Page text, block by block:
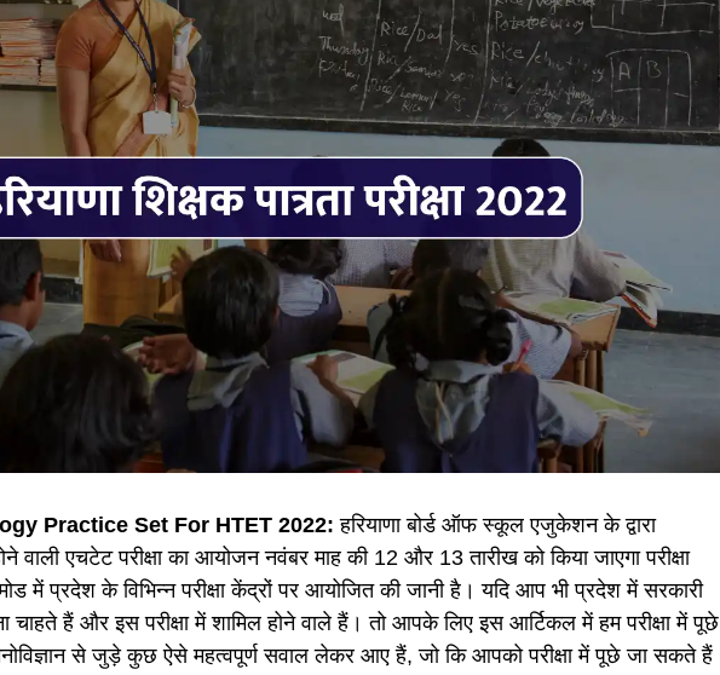
Practice Set For HTET 2022: हरियाणा बोर्ड ऑफ स्कूल एजुकेशन के द्वारा
वाली एचटेट परीक्षा का आयोजन नवंबर माह की 12 और 13 तारीख को किया जाएगा परीक्षा
में प्रदेश के विभिन्न परीक्षा केंद्रों पर आयोजित की जानी है। यदि आप भी प्रदेश में सरकारी
चाहते हैं और इस परीक्षा में शामिल होने वाले हैं। तो आपके लिए इस आर्टिकल में हम परीक्षा में पूछे
से जुड़े कुछ ऐसे महत्वपूर्ण सवाल लेकर आए हैं, जो कि आपको परीक्षा में पूछे जा सकते हैं